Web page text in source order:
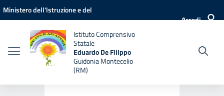
Vai ai contenuti
Vai al menu di navigazione
Vai al footer
Ministero dell'Istruzione e del
Accedi
Istituto Comprensivo
Statale
Eduardo De Filippo
Guidonia Montecelio
(RM)